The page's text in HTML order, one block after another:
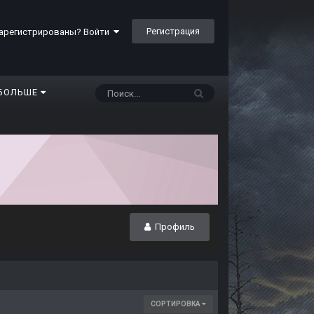
Войти Регистрация
Профиль
СОРТИРОВКА